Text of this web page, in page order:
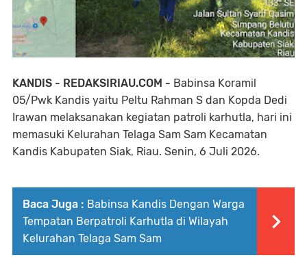
KANDIS - REDAKSIRIAU.COM - Babinsa Koramil
05/Pwk Kandis yaitu Peltu Rahman S dan Kopda Dedi
Irawan melaksanakan kegiatan patroli karhutla, hari ini
memasuki Kelurahan Telaga Sam Sam Kecamatan
Kandis Kabupaten Siak, Riau. Senin, 6 Juli 2026.
Baca Juga : Babinsa Kandis Dengan Warga
Tempatan Berpatroli Karhutla di Wilayah
Kelurahan Telaga Sam Sam